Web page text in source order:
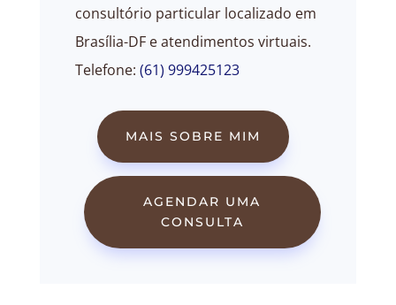
consultório particular localizado em
Brasília-DF e atendimentos virtuais.
Telefone: (61) 999425123
MAIS SOBRE MIM
AGENDAR UMA
CONSULTA